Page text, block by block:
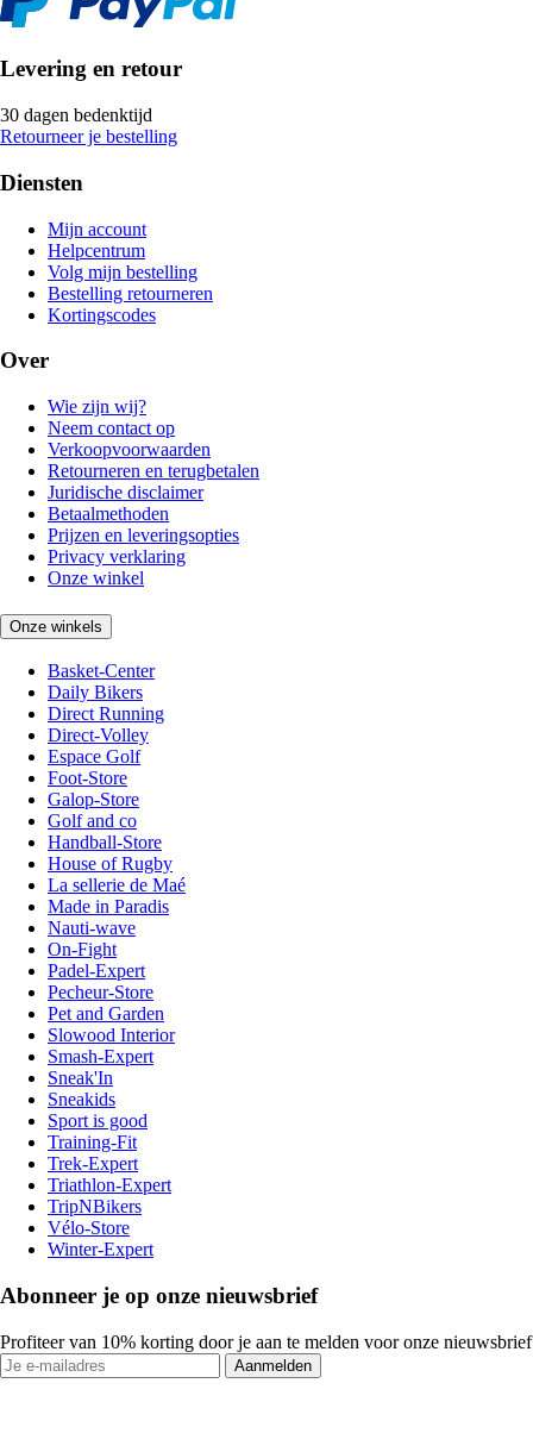
Levering en retour
30 dagen bedenktijd
Retourneer je bestelling
Diensten
Mijn account
Helpcentrum
Volg mijn bestelling
Bestelling retourneren
Kortingscodes
Over
Wie zijn wij?
Neem contact op
Verkoopvoorwaarden
Retourneren en terugbetalen
Juridische disclaimer
Betaalmethoden
Prijzen en leveringsopties
Privacy verklaring
Onze winkel
Onze winkels
Basket-Center
Daily Bikers
Direct Running
Direct-Volley
Espace Golf
Foot-Store
Galop-Store
Golf and co
Handball-Store
House of Rugby
La sellerie de Maé
Made in Paradis
Nauti-wave
On-Fight
Padel-Expert
Pecheur-Store
Pet and Garden
Slowood Interior
Smash-Expert
Sneak'In
Sneakids
Sport is good
Training-Fit
Trek-Expert
Triathlon-Expert
TripNBikers
Vélo-Store
Winter-Expert
Abonneer je op onze nieuwsbrief
Profiteer van 10% korting door je aan te melden voor onze nieuwsbrief
Aanmelden